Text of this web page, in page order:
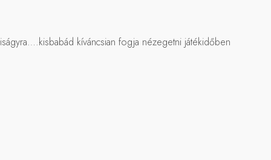
kíváncsian fogja nézegetni játékidőben